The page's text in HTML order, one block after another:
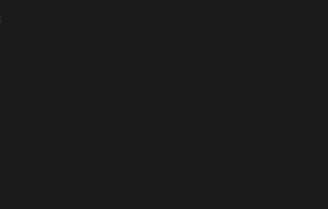
QUANDO HÁ INTERESSE
PELA BAMBUAL?